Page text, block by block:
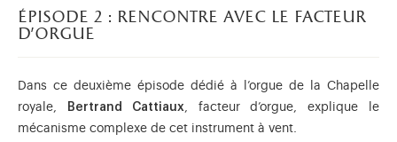
épisode 2 : rencontre avec le facteur
d'orgue
Dans ce deuxième épisode dédié à l’orgue de la Chapelle
royale,
Bertrand Cattiaux , facteur d’orgue, explique le
mécanisme complexe de cet instrument à vent.